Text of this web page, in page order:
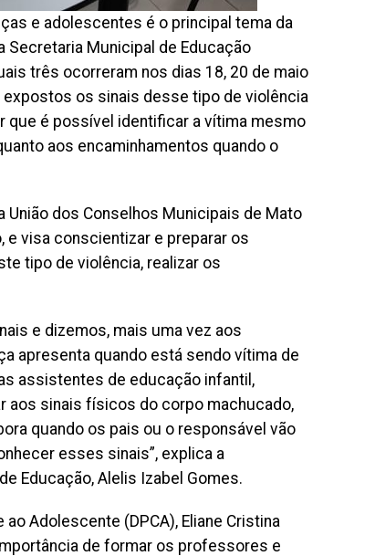
e adolescentes é o principal tema da
Secretaria Municipal de Educação
três ocorreram nos dias 18, 20 de maio
expostos os sinais desse tipo de violência
é possível identificar a vítima mesmo
aos encaminhamentos quando o
União dos Conselhos Municipais de Mato
e visa conscientizar e preparar os
tipo de violência, realizar os
e dizemos, mais uma vez aos
apresenta quando está sendo vítima de
assistentes de educação infantil,
aos sinais físicos do corpo machucado,
quando os pais ou o responsável vão
esses sinais”, explica a
Educação, Alelis Izabel Gomes.
Adolescente (DPCA), Eliane Cristina
de formar os professores e